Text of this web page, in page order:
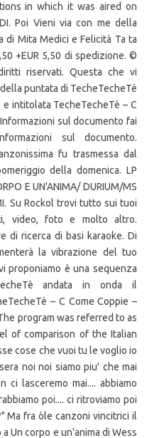
in which it was aired on
Poi Vieni via con me della
di Mita Medici e Felicità Ta ta
+EUR 5,50 di spedizione. ©
riservati. Questa che vi
puntata di TecheTecheTè
intitolata TecheTecheTè – C
sul documento fai
sul documento.
fu trasmessa dal
della domenica. LP
E UN'ANIMA/ DURIUM/MS
Su Rockol trovi tutto sui tuoi
video, foto e molto altro.
di ricerca di basi karaoke. Di
la vibrazione del tuo
proponiamo è una sequenza
andata in onda il
– C Come Coppie –
program was referred to as
of comparison of the Italian
cose che vuoi tu le voglio io
noi noi siamo piu' che mai
ci lasceremo mai.... abbiamo
poi.... ci ritroviamo poi
Ma fra òle canzoni vincitrici il
Un corpo e un'anima di Wess